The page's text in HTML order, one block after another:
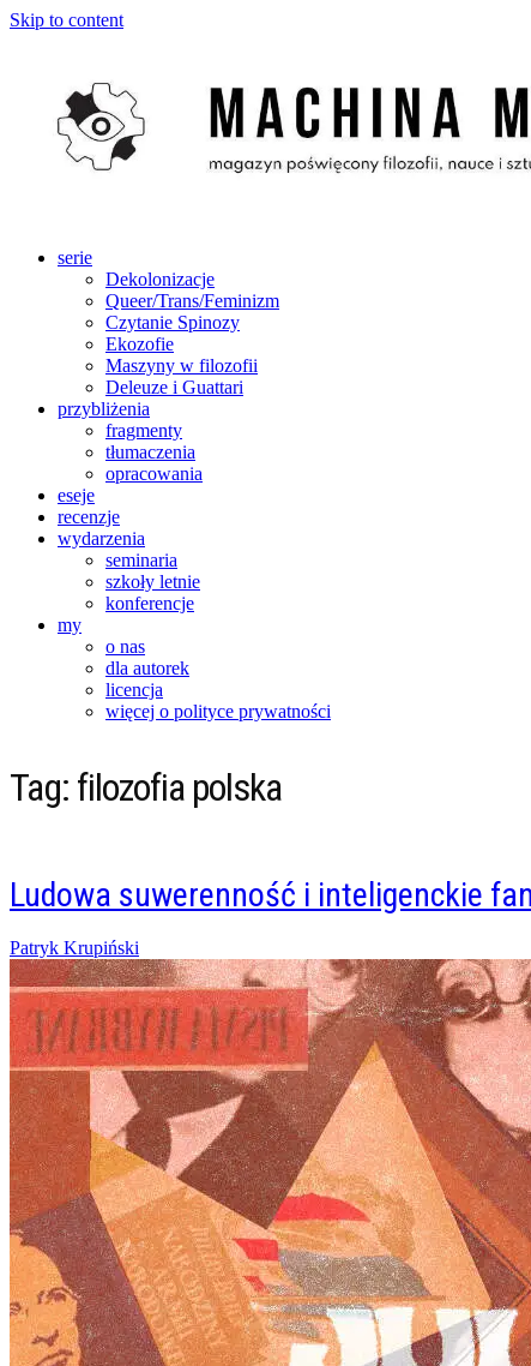
Skip to content
serie
Dekolonizacje
Queer/Trans/Feminizm
Czytanie Spinozy
Ekozofie
Maszyny w filozofii
Deleuze i Guattari
przybliżenia
fragmenty
tłumaczenia
opracowania
eseje
recenzje
wydarzenia
seminaria
szkoły letnie
konferencje
my
o nas
dla autorek
licencja
więcej o polityce prywatności
Tag: filozofia polska
Ludowa suwerenność i inteligenckie
Posted
on
30/01/202630/01/2026
Patryk Krupiński